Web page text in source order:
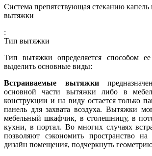
Система препятствующая стеканию капель
вытяжки
:
Тип вытяжки
Тип вытяжки определяется способом
выделить основные виды:
Встраиваемые вытяжки
основной части вытяжки либо в
конструкции и на виду остается только
панель для захвата воздуха. Вытяжки
мебельный шкафчик, в столешницу, в
кухни, в портал. Во многих случаях
позволяют сэкономить пространство на
дизайн помещения, подчеркнуть